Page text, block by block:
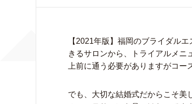
【2021年版】福岡のブライダル
きるサロンから、トライアルメニ
上前に通う必要がありますがコー
でも、大切な結婚式だからこそ美